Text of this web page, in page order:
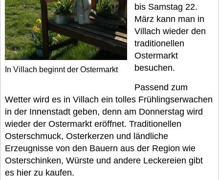
In Villach beginnt der Ostermarkt
bis Samstag 22.
März kann man in
Villach wieder den
traditionellen
Ostermarkt
besuchen.
Passend zum
Wetter wird es in Villach ein tolles Frühlingserwachen
in der Innenstadt geben, denn am Donnerstag wird
wieder der Ostermarkt eröffnet. Traditionellen
Osterschmuck, Osterkerzen und ländliche
Erzeugnisse von den Bauern aus der Region wie
Osterschinken, Würste und andere Leckereien gibt
es hier zu kaufen.